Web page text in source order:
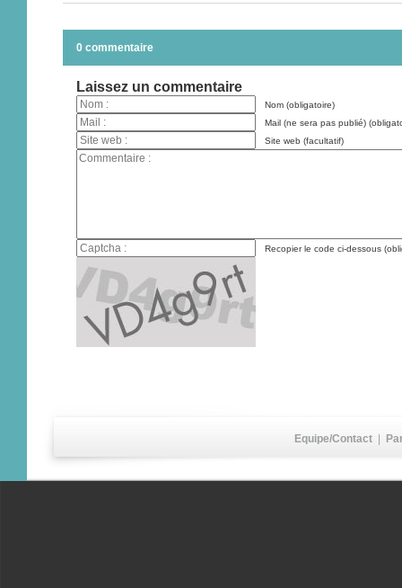
0 commentaire
Laissez un commentaire
Nom (obligatoire)
Mail (ne sera pas publié)
Site web (facultatif)
Recopier le code ci-dessous
Equipe/Contact